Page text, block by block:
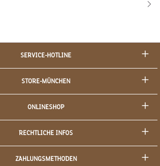
SERVICE-HOTLINE
STORE-MÜNCHEN
ONLINESHOP
RECHTLICHE INFOS
ZAHLUNGSMETHODEN